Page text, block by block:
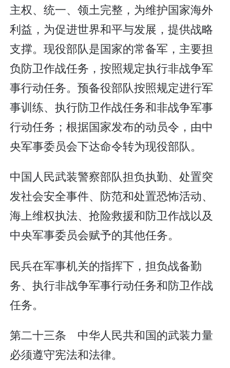
主权、统一、领土完整，为维护国家海外
利益，为促进世界和平与发展，提供战略
支撑。现役部队是国家的常备军，主要担
负防卫作战任务，按照规定执行非战争军
事行动任务。预备役部队按照规定进行军
事训练、执行防卫作战任务和非战争军事
行动任务；根据国家发布的动员令，由中
央军事委员会下达命令转为现役部队。
中国人民武装警察部队担负执勤、处置突
发社会安全事件、防范和处置恐怖活动、
海上维权执法、抢险救援和防卫作战以及
中央军事委员会赋予的其他任务。
民兵在军事机关的指挥下，担负战备勤
务、执行非战争军事行动任务和防卫作战
任务。
第二十三条 中华人民共和国的武装力量
必须遵守宪法和法律。